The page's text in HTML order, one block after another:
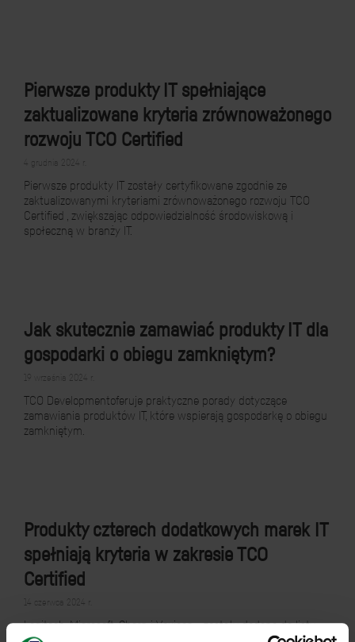
Pierwsze produkty IT spełniające
zaktualizowane kryteria zrównoważonego
rozwoju TCO Certified
4 grudnia 2024 r.
Pierwsze produkty IT zostały certyfikowane zgodnie ze
zaktualizowanymi kryteriami zrównoważonego rozwoju TCO
Certified , zwiększając odpowiedzialność środowiskową i
społeczną w branży IT.
Jak skutecznie zamawiać produkty IT dla
gospodarki o obiegu zamkniętym?
19 września 2024 r.
TCO Developmentoferuje praktyczne porady dotyczące
zamawiania produktów IT, które wspierają gospodarkę o obiegu
zamkniętym.
Produkty czterech dodatkowych marek IT
spełniają kryteria w zakresie TCO
Certified
14 czerwca 2024 r.
Logitech, Microsoft, Sharp i Voxicon - zostały dodane do listy